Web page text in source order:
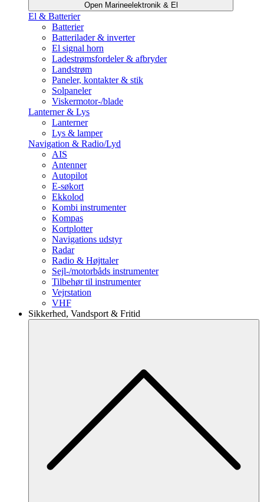
Open Marineelektronik & El
El & Batterier
Batterier
Batterilader & inverter
El signal horn
Ladestrømsfordeler & afbryder
Landstrøm
Paneler, kontakter & stik
Solpaneler
Viskermotor-/blade
Lanterner & Lys
Lanterner
Lys & lamper
Navigation & Radio/Lyd
AIS
Antenner
Autopilot
E-søkort
Ekkolod
Kombi instrumenter
Kompas
Kortplotter
Navigations udstyr
Radar
Radio & Højttaler
Sejl-/motorbåds instrumenter
Tilbehør til instrumenter
Vejrstation
VHF
Sikkerhed, Vandsport & Fritid